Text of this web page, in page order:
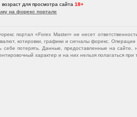
для просмотра сайта 18+
на форекс портале
портал «Forex Master» не несет
котировки, графики и сигналы форекс.
себе потерять. Данные, предоставленные на
характер и на них нельзя полагаться при